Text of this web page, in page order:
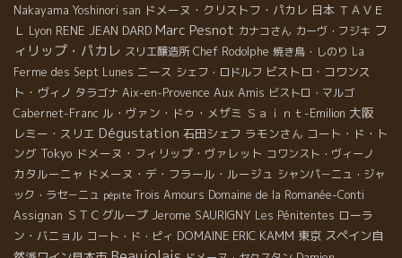
Nakayama Yoshinori san ドメーヌ・クリストフ・パカレ 日本 ＴＡＶＥ
Ｌ Lyon RENE JEAN DARD Marc Pesnot カナコさん カーヴ・フジキ フ
ィリップ・パカレ スリエ醸造所 Chef Rodolphe 焼き鳥・しのり La
Ferme des Sept Lunes ニース シェフ・ロドルフ ビストロ・コワンス
ト・ヴィノ タラゴナ Aix-en-Provence Aux Amis ビストロ・マルゴ
Cabernet-Franc ル・ヴァン・ドゥ・メザミ Ｓａｉｎｔ-Emilion 大阪
レミー・スリエ Dégustation 石田シェフ ラモンさん コート・ド・ト
ング Tokyo ドメーヌ・フィリップ・ヴァレット コワンスト・ヴィーノ
カタルーニャ ドメーヌ・デ・フラール・ルージュ シャンパ－ニュ・ジャ
ック・ラセ－ニュ pépite Trois Amours Domaine de la Romanée-Conti
Assignan ＳＴＣグループ Jerome SAURIGNY Les Pénitentes ローラ
ン・バニョル コート・ド・ピィ DOMAINE ERIC KAMM 東京 スペイン自